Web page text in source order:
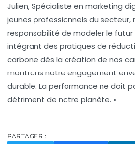
Julien, Spécialiste en marketing
jeunes professionnels du secteur,
responsabilité de modeler le futur
intégrant des pratiques de
carbone dès la création de nos
montrons notre engagement
durable. La performance ne doit
détriment de notre planète. »
PARTAGER :